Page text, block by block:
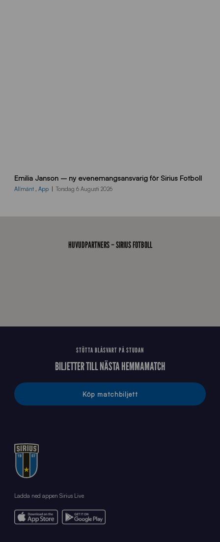
0
0
Emilia Janson – ny evenemangsansvarig för Sirius Fotboll
Allmänt , App Torsdag 6 Augusti 2026
HUVUDPARTNERS – SIRIUS FOTBOLL
STÖTTA BLÅSVART PÅ STUDAN
BILJETTER TILL NÄSTA HEMMAMATCH
Köp matchbiljett
Ladda ned appen Sirius Live